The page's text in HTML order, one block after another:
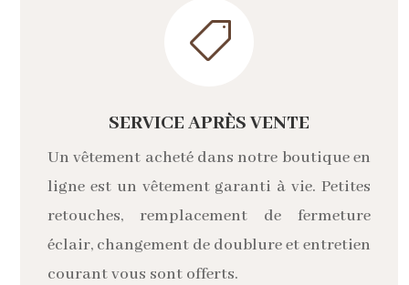

SERVICE APRÈS VENTE
Un vêtement acheté dans notre boutique en
ligne est un vêtement garanti à vie. Petites
retouches, remplacement de fermeture
éclair, changement de doublure et entretien
courant vous sont offerts.